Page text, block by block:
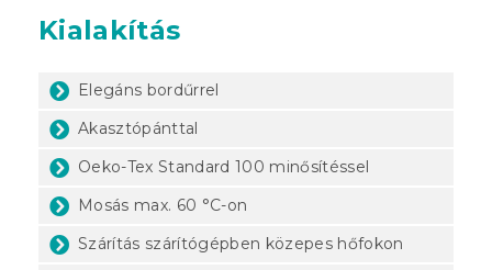
Kialakítás
Elegáns bordűrrel
Akasztópánttal
Oeko-Tex Standard 100 minősítéssel
Mosás max. 60 °C-on
Szárítás szárítógépben közepes hőfokon